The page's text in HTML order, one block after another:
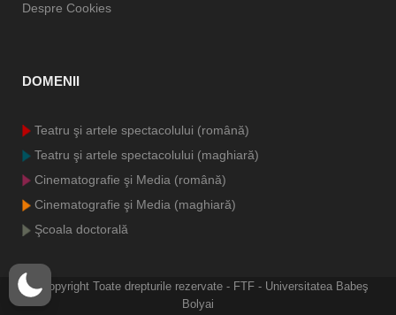
Despre Cookies
DOMENII
Teatru şi artele spectacolului (română)
Teatru şi artele spectacolului (maghiară)
Cinematografie şi Media (română)
Cinematografie şi Media (maghiară)
Şcoala doctorală
© Copyright Toate drepturile rezervate - FTF - Universitatea Babeş
Bolyai